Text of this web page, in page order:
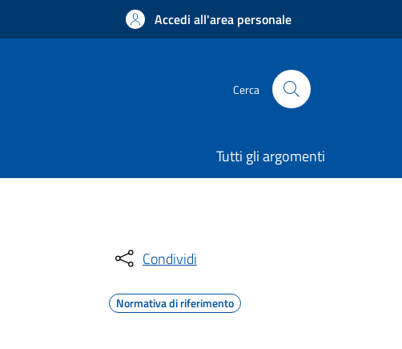
Accedi all'area personale
Cerca
Tutti gli argomenti
Condividi
Normativa di riferimento